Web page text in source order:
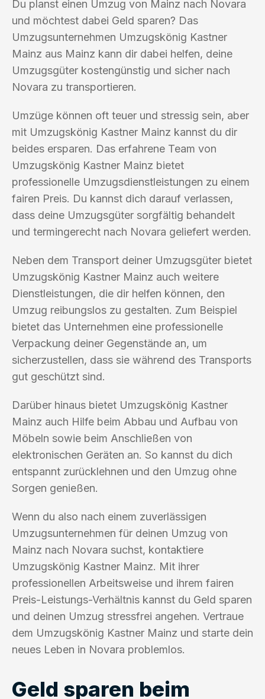
Du planst einen Umzug von Mainz nach Novara
und möchtest dabei Geld sparen? Das
Umzugsunternehmen Umzugskönig Kastner
Mainz aus Mainz kann dir dabei helfen, deine
Umzugsgüter kostengünstig und sicher nach
Novara zu transportieren.
Umzüge können oft teuer und stressig sein, aber
mit Umzugskönig Kastner Mainz kannst du dir
beides ersparen. Das erfahrene Team von
Umzugskönig Kastner Mainz bietet
professionelle Umzugsdienstleistungen zu einem
fairen Preis. Du kannst dich darauf verlassen,
dass deine Umzugsgüter sorgfältig behandelt
und termingerecht nach Novara geliefert werden.
Neben dem Transport deiner Umzugsgüter bietet
Umzugskönig Kastner Mainz auch weitere
Dienstleistungen, die dir helfen können, den
Umzug reibungslos zu gestalten. Zum Beispiel
bietet das Unternehmen eine professionelle
Verpackung deiner Gegenstände an, um
sicherzustellen, dass sie während des Transports
gut geschützt sind.
Darüber hinaus bietet Umzugskönig Kastner
Mainz auch Hilfe beim Abbau und Aufbau von
Möbeln sowie beim Anschließen von
elektronischen Geräten an. So kannst du dich
entspannt zurücklehnen und den Umzug ohne
Sorgen genießen.
Wenn du also nach einem zuverlässigen
Umzugsunternehmen für deinen Umzug von
Mainz nach Novara suchst, kontaktiere
Umzugskönig Kastner Mainz. Mit ihrer
professionellen Arbeitsweise und ihrem fairen
Preis-Leistungs-Verhältnis kannst du Geld sparen
und deinen Umzug stressfrei angehen. Vertraue
dem Umzugskönig Kastner Mainz und starte dein
neues Leben in Novara problemlos.
Geld sparen beim